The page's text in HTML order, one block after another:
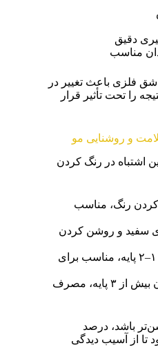
دقیق
مناسب
فلزی باعث تغییر در
را تحت تأثیر قرار
و روشنایی مو
اشتباه در رنگ کردن
کردن رنگ، مناسب
سفید و روشن کردن
روشن کردن ۱–۲ پایه، مناسب برای
روشن کردن بیش از ۳ پایه، مصرف
باشد، درصد
تا از آسیب دیدگی